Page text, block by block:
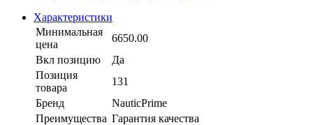
Характеристики
Минимальная
цена
6650.00
Вкл позицию
Да
Позиция
товара
131
Бренд
NauticPrime
Преимущества Гарантия качества